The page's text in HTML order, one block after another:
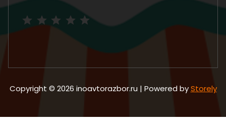
Copyright © 2026 inoavtorazbor.ru | Powered byStorely